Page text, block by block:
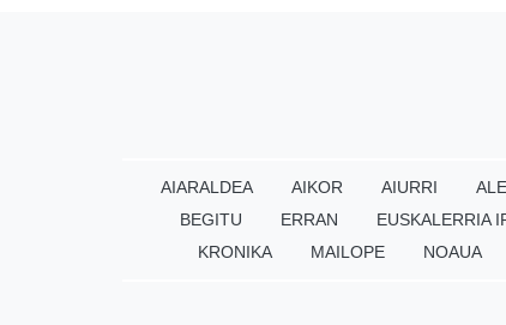
AIARALDEA AIKOR AIURRI
BEGITU
ERRAN EUSKALERRIA
KRONIKA
MAILOPE NOAUA